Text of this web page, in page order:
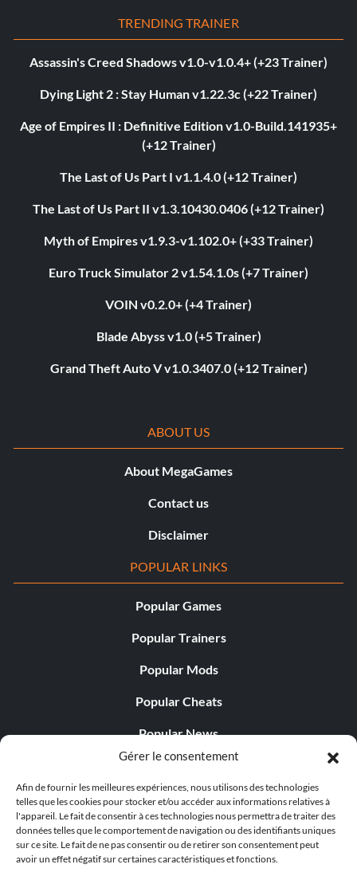
Gérer le consentement
Afin de fournir les meilleures expériences, nous utilisons des technologies
telles que les cookies pour stocker et/ou accéder aux informations relatives à
l'appareil. Le fait de consentir à ces technologies nous permettra de traiter des
données telles que le comportement de navigation ou des identifiants uniques
sur ce site. Le fait de ne pas consentir ou de retirer son consentement peut
avoir un effet négatif sur certaines caractéristiques et fonctions.
TRENDING TRAINER
Assassin's Creed Shadows v1.0-v1.0.4+ (+23 Trainer)
Dying Light 2 : Stay Human v1.22.3c (+22 Trainer)
Age of Empires II : Definitive Edition v1.0-Build.141935+
(+12 Trainer)
The Last of Us Part I v1.1.4.0 (+12 Trainer)
The Last of Us Part II v1.3.10430.0406 (+12 Trainer)
Myth of Empires v1.9.3-v1.102.0+ (+33 Trainer)
Euro Truck Simulator 2 v1.54.1.0s (+7 Trainer)
VOIN v0.2.0+ (+4 Trainer)
Blade Abyss v1.0 (+5 Trainer)
Grand Theft Auto V v1.0.3407.0 (+12 Trainer)
ABOUT US
About MegaGames
Contact us
Disclaimer
POPULAR LINKS
Popular Games
Popular Trainers
Popular Mods
Popular Cheats
Popular News
Popular Editorials
Popular Free Games
LATEST UPDATES